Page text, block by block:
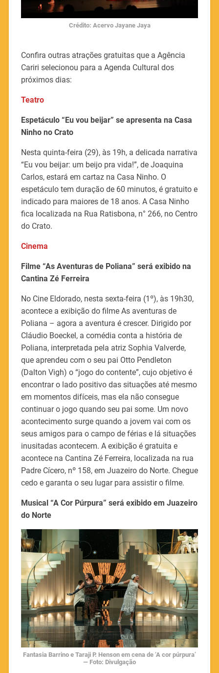
Crédito: Acervo Jayane Jaya
Confira outras atrações gratuitas que a Agência
Cariri selecionou para a Agenda Cultural dos
próximos dias:
Teatro
Espetáculo “Eu vou beijar” se apresenta na Casa
Ninho no Crato
Nesta quinta-feira (29), às 19h, a delicada narrativa
“Eu vou beijar: um beijo pra vida!”, de Joaquina
Carlos, estará em cartaz na Casa Ninho. O
espetáculo tem duração de 60 minutos, é gratuito e
indicado para maiores de 18 anos. A Casa Ninho
fica localizada na Rua Ratisbona, n° 266, no Centro
do Crato.
Cinema
Filme “As Aventuras de Poliana” será exibido na
Cantina Zé Ferreira
No Cine Eldorado, nesta sexta-feira (1º), às 19h30,
acontece a exibição do filme As aventuras de
Poliana – agora a aventura é crescer. Dirigido por
Cláudio Boeckel, a comédia conta a história de
Poliana, interpretada pela atriz Sophia Valverde,
que aprendeu com o seu pai Otto Pendleton
(Dalton Vigh) o “jogo do contente”, cujo objetivo é
encontrar o lado positivo das situações até mesmo
em momentos difíceis, mas ela não consegue
continuar o jogo quando seu pai some. Um novo
acontecimento surge quando a jovem vai com os
seus amigos para o campo de férias e lá situações
inusitadas acontecem. A exibição é gratuita e
acontece na Cantina Zé Ferreira, localizada na rua
Padre Cícero, nº 158, em Juazeiro do Norte. Chegue
cedo e garanta o seu lugar para assistir o filme.
Musical “A Cor Púrpura” será exibido em Juazeiro
do Norte
Fantasia Barrino e Taraji P. Henson em cena de ‘A cor púrpura’
— Foto: Divulgação